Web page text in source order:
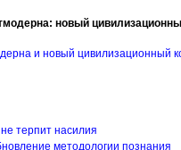
новый
и новый цивилизационный
терпит насилия
методологии познания